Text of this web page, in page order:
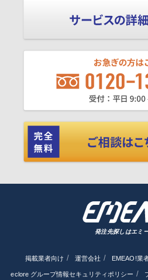
発注先探しはエミ
掲載業者向け 運営会社 EMEAO!業
eclore グループ情報セキュリティポリシー